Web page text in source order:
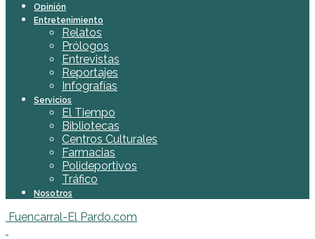
Opinión
Entretenimiento
Relatos
Prólogos
Entrevistas
Reportajes
Infografías
Servicios
El Tiempo
Bibliotecas
Centros Culturales
Farmacias
Polideportivos
Tráfico
Nosotros
Fuencarral-El Pardo.com